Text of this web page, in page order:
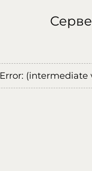
Error: